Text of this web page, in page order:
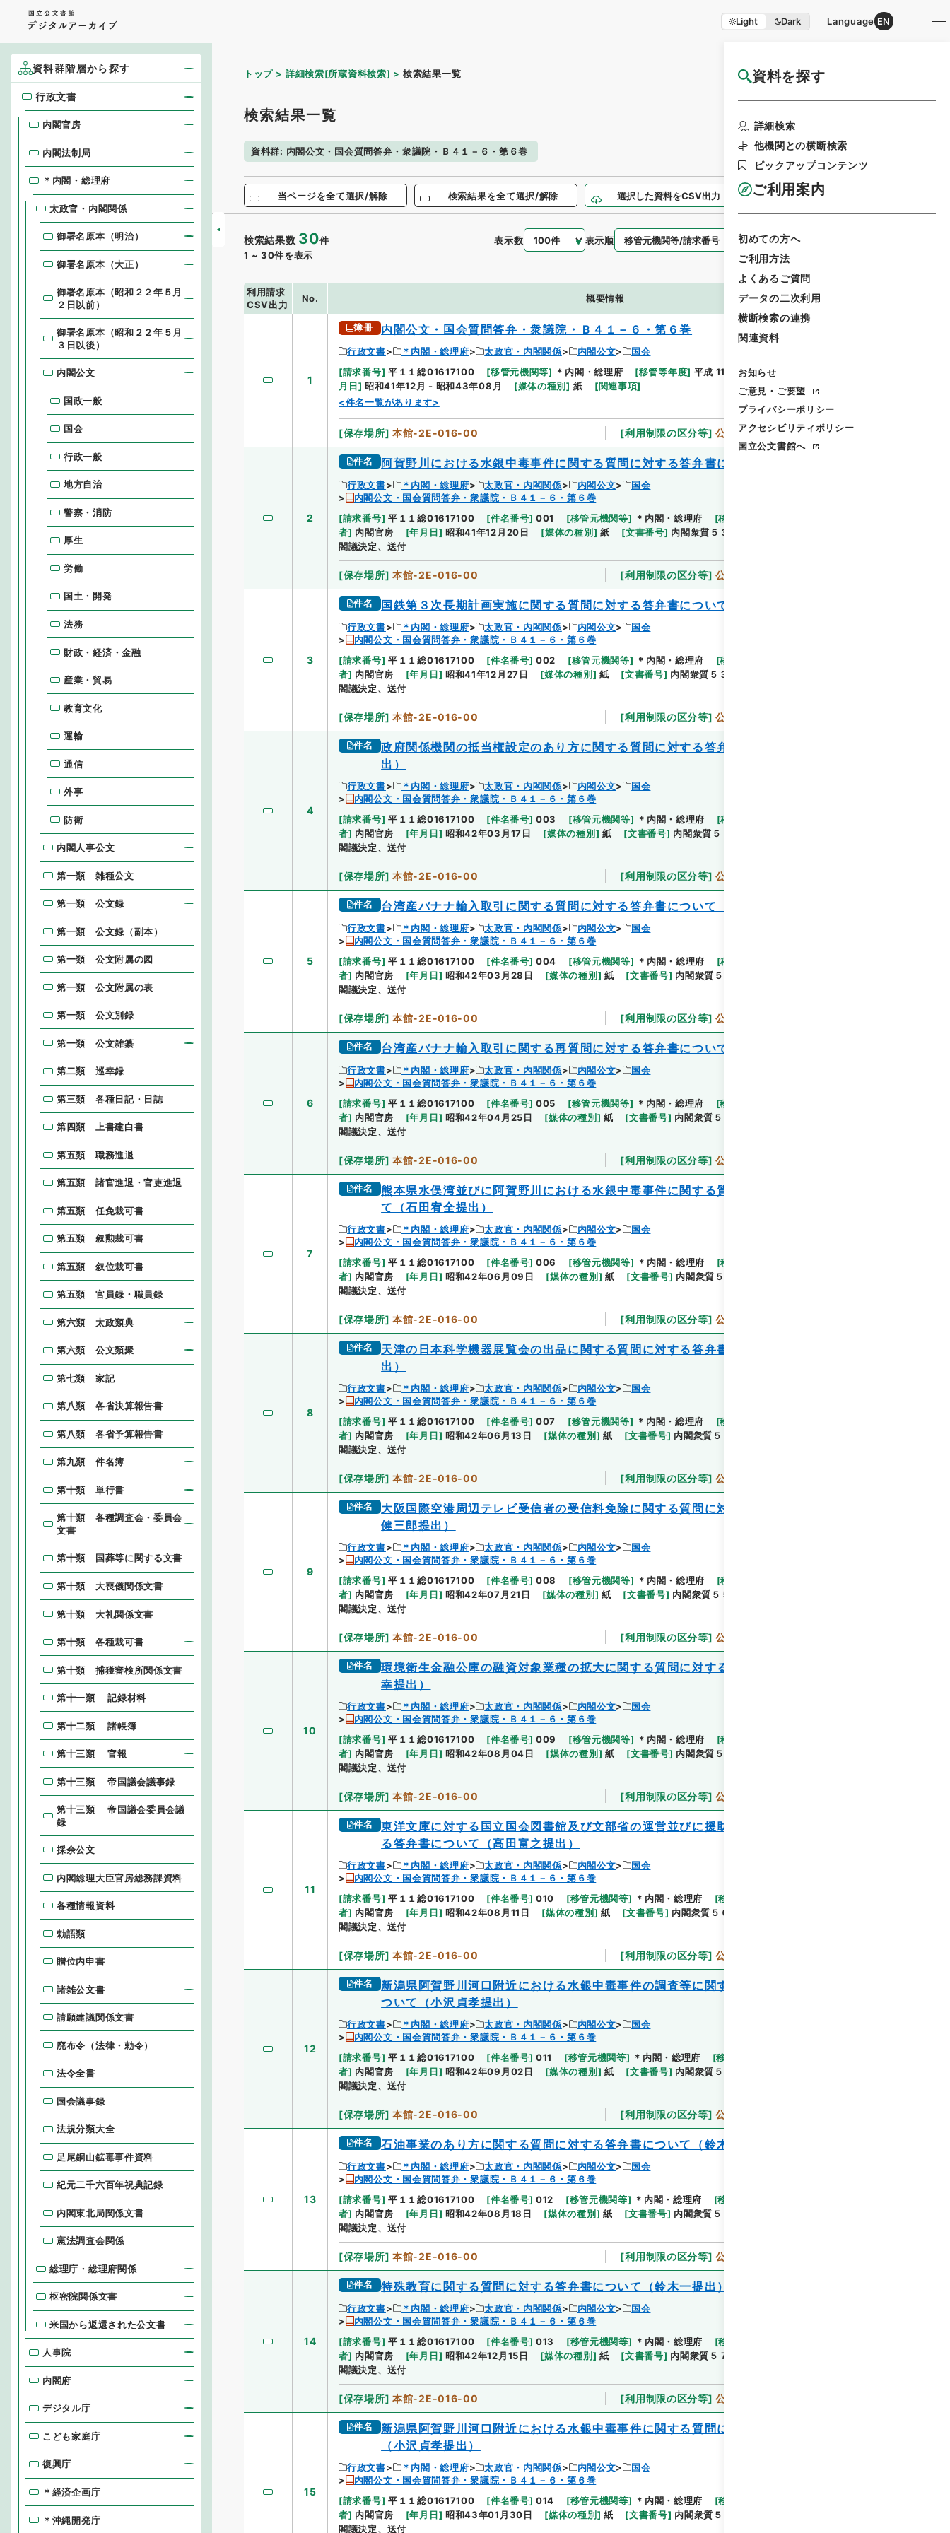
Light Dark Language EN
資料を探す
詳細検索
他機関との横断検索
ピックアップコンテンツ
ご利用案内
初めての方へ
ご利用方法
よくあるご質問
データの二次利用
横断検索の連携
関連資料
お知らせ
ご意見・ご要望
プライバシーポリシー
アクセシビリティポリシー
国立公文書館へ
トップ 詳細検索[所蔵資料検索] 検索結果一覧 国立公文書館HP利用案内
検索結果一覧
資料群: 内閣公文・国会質問答弁・衆議院・Ｂ４１－６・第６巻
当ページを全て選択/解除 検索結果を全て選択/解除 選択した資料をCSV出力 選択した資料を利用請求
検索結果数 30件
1 ~ 30件を表示
表示数 表示順 表示スタイル
利用請求
CSV出力
No. 概要情報
1
簿冊 内閣公文・国会質問答弁・衆議院・Ｂ４１－６・第６巻
行政文書 ＊内閣・総理府 太政官・内閣関係 内閣公文
国会
[請求番号] 平１１総01617100 [移管元機関等] ＊内閣・総理府 [移管等年度] 平成 11 [作成・取得者
月日] 昭和41年12月 - 昭和43年08月 [媒体の種別] 紙 [関連事項]
<件名一覧があります>
[保存場所] 本館-2E-016-00 [利用制限の区分等] 公開
2
件名 阿賀野川における水銀中毒事件に関する質問に対する答弁書について（石田宥全提出）
行政文書 ＊内閣・総理府 太政官・内閣関係 内閣公文
国会
内閣公文・国会質問答弁・衆議院・Ｂ４１－６・第６巻
[請求番号] 平１１総01617100 [件名番号] 001 [移管元機関等] ＊内閣・総理府 [移管等年度
者] 内閣官房 [年月日] 昭和41年12月20日 [媒体の種別 ] 紙 [文書番号] 内閣衆質５３第１号
閣議決定、送付
[保存場所] 本館-2E-016-00 [利用制限の区分等] 公開
3
件名 国鉄第３次長期計画実施に関する質問に対する答弁書について（吉川兼光提出）
行政文書 ＊内閣・総理府 太政官・内閣関係 内閣公文
国会
内閣公文・国会質問答弁・衆議院・Ｂ４１－６・第６巻
[請求番号] 平１１総01617100 [件名番号] 002 [移管元機関等] ＊内閣・総理府 [移管等年度
者] 内閣官房 [年月日] 昭和41年12月27日 [媒体の種別 ] 紙 [文書番号] 内閣衆質５３第２号
閣議決定、送付
[保存場所] 本館-2E-016-00 [利用制限の区分等] 公開
4
件名
政府関係機関の抵当権設定のあり方に関する質問に対する答弁書について（春日一幸提
出）
行政文書 ＊内閣・総理府 太政官・内閣関係 内閣公文
国会
内閣公文・国会質問答弁・衆議院・Ｂ４１－６・第６巻
[請求番号] 平１１総01617100 [件名番号] 003 [移管元機関等] ＊内閣・総理府 [移管等年度
者] 内閣官房 [年月日] 昭和42年03月17日 [媒体の種別 ] 紙 [文書番号] 内閣衆質５５第１号
閣議決定、送付
[保存場所] 本館-2E-016-00 [利用制限の区分等] 公開
5
件名 台湾産バナナ輸入取引に関する質問に対する答弁書について（春日一幸提出）
行政文書 ＊内閣・総理府 太政官・内閣関係 内閣公文
国会
内閣公文・国会質問答弁・衆議院・Ｂ４１－６・第６巻
[請求番号] 平１１総01617100 [件名番号] 004 [移管元機関等] ＊内閣・総理府 [移管等年度
者] 内閣官房 [年月日] 昭和42年03月28日 [媒体の種別 ] 紙 [文書番号] 内閣衆質５５第２号
閣議決定、送付
[保存場所] 本館-2E-016-00 [利用制限の区分等] 公開
6
件名 台湾産バナナ輸入取引に関する再質問に対する答弁書について（春日一幸提出）
行政文書 ＊内閣・総理府 太政官・内閣関係 内閣公文
国会
内閣公文・国会質問答弁・衆議院・Ｂ４１－６・第６巻
[請求番号] 平１１総01617100 [件名番号] 005 [移管元機関等] ＊内閣・総理府 [移管等年度
者] 内閣官房 [年月日] 昭和42年04月25日 [媒体の種別 ] 紙 [文書番号] 内閣衆質５５第３号
閣議決定、送付
[保存場所] 本館-2E-016-00 [利用制限の区分等] 公開
7
件名
熊本県水俣湾並びに阿賀野川における水銀中毒事件に関する質問に対する答弁書につい
て（石田宥全提出）
行政文書 ＊内閣・総理府 太政官・内閣関係 内閣公文
国会
内閣公文・国会質問答弁・衆議院・Ｂ４１－６・第６巻
[請求番号] 平１１総01617100 [件名番号] 006 [移管元機関等] ＊内閣・総理府 [移管等年度
者] 内閣官房 [年月日] 昭和42年06月09日 [媒体の種別 ] 紙 [文書番号] 内閣衆質５５第４号
閣議決定、送付
[保存場所] 本館-2E-016-00 [利用制限の区分等] 公開
8
件名
天津の日本科学機器展覧会の出品に関する質問に対する答弁書について（田中武夫提
出）
行政文書 ＊内閣・総理府 太政官・内閣関係 内閣公文
国会
内閣公文・国会質問答弁・衆議院・Ｂ４１－６・第６巻
[請求番号] 平１１総01617100 [件名番号] 007 [移管元機関等] ＊内閣・総理府 [移管等年度
者] 内閣官房 [年月日] 昭和42年06月13日 [媒体の種別 ] 紙 [文書番号] 内閣衆質５５第５号
閣議決定、送付
[保存場所] 本館-2E-016-00 [利用制限の区分等] 公開
9
件名
大阪国際空港周辺テレビ受信者の受信料免除に関する質問に対する答弁書について（原
健三郎提出）
行政文書 ＊内閣・総理府 太政官・内閣関係 内閣公文
国会
内閣公文・国会質問答弁・衆議院・Ｂ４１－６・第６巻
[請求番号] 平１１総01617100 [件名番号] 008 [移管元機関等] ＊内閣・総理府 [移管等年度
者] 内閣官房 [年月日] 昭和42年07月21日 [媒体の種別 ] 紙 [文書番号] 内閣衆質５５第６号
閣議決定、送付
[保存場所] 本館-2E-016-00 [利用制限の区分等] 公開
10
件名
環境衛生金融公庫の融資対象業種の拡大に関する質問に対する答弁書について（春日一
幸提出）
行政文書 ＊内閣・総理府 太政官・内閣関係 内閣公文
国会
内閣公文・国会質問答弁・衆議院・Ｂ４１－６・第６巻
[請求番号] 平１１総01617100 [件名番号] 009 [移管元機関等] ＊内閣・総理府 [移管等年度
者] 内閣官房 [年月日] 昭和42年08月04日 [媒体の種別 ] 紙 [文書番号] 内閣衆質５６第１号
閣議決定、送付
[保存場所] 本館-2E-016-00 [利用制限の区分等] 公開
11
件名
東洋文庫に対する国立国会図書館及び文部省の運営並びに援助方針に関する質問に対す
る答弁書について（高田富之提出）
行政文書 ＊内閣・総理府 太政官・内閣関係 内閣公文
国会
内閣公文・国会質問答弁・衆議院・Ｂ４１－６・第６巻
[請求番号] 平１１総01617100 [件名番号] 010 [移管元機関等] ＊内閣・総理府 [移管等年度
者] 内閣官房 [年月日] 昭和42年08月11日 [媒体の種別 ] 紙 [文書番号] 内閣衆質５６第２号
閣議決定、送付
[保存場所] 本館-2E-016-00 [利用制限の区分等] 公開
12
件名
新潟県阿賀野川河口附近における水銀中毒事件の調査等に関する質問に対する答弁書に
ついて（小沢貞孝提出）
行政文書 ＊内閣・総理府 太政官・内閣関係 内閣公文
国会
内閣公文・国会質問答弁・衆議院・Ｂ４１－６・第６巻
[請求番号] 平１１総01617100 [件名番号] 011 [移管元機関等] ＊内閣・総理府 [移管等年度
者] 内閣官房 [年月日] 昭和42年09月02日 [媒体の種別 ] 紙 [文書番号] 内閣衆質５６第３号
閣議決定、送付
[保存場所] 本館-2E-016-00 [利用制限の区分等] 公開
13
件名 石油事業のあり方に関する質問に対する答弁書について（鈴木一提出）
行政文書 ＊内閣・総理府 太政官・内閣関係 内閣公文
国会
内閣公文・国会質問答弁・衆議院・Ｂ４１－６・第６巻
[請求番号] 平１１総01617100 [件名番号] 012 [移管元機関等] ＊内閣・総理府 [移管等年度
者] 内閣官房 [年月日] 昭和42年08月18日 [媒体の種別 ] 紙 [文書番号] 内閣衆質５６第４号
閣議決定、送付
[保存場所] 本館-2E-016-00 [利用制限の区分等] 公開
14
件名 特殊教育に関する質問に対する答弁書について（鈴木一提出）
行政文書 ＊内閣・総理府 太政官・内閣関係 内閣公文
国会
内閣公文・国会質問答弁・衆議院・Ｂ４１－６・第６巻
[請求番号] 平１１総01617100 [件名番号] 013 [移管元機関等] ＊内閣・総理府 [移管等年度
者] 内閣官房 [年月日] 昭和42年12月15日 [媒体の種別 ] 紙 [文書番号] 内閣衆質５７第１号
閣議決定、送付
[保存場所] 本館-2E-016-00 [利用制限の区分等] 公開
15
件名
新潟県阿賀野川河口附近における水銀中毒事件に関する質問に対する答弁書について
（小沢貞孝提出）
行政文書 ＊内閣・総理府 太政官・内閣関係 内閣公文
国会
内閣公文・国会質問答弁・衆議院・Ｂ４１－６・第６巻
[請求番号] 平１１総01617100 [件名番号] 014 [移管元機関等] ＊内閣・総理府 [移管等年度
者] 内閣官房 [年月日] 昭和43年01月30日 [媒体の種別 ] 紙 [文書番号] 内閣衆質５８第１号
閣議決定、送付
資料群階層から探す
行政文書
行政文書
内閣官房
内閣法制局
＊内閣・総理府
太政官・内閣関係
御署名原本（明治）
御署名原本（大正）
御署名原本（昭和２２年５月
２日以前）
御署名原本（昭和２２年５月
３日以後）
内閣公文
国政一般
国会
行政一般
地方自治
警察・消防
厚生
労働
国土・開発
法務
財政・経済・金融
産業・貿易
教育文化
運輸
通信
外事
防衛
内閣人事公文
第一類 雑種公文
第一類 公文録
第一類 公文録（副本）
第一類 公文附属の図
第一類 公文附属の表
第一類 公文別録
第一類 公文雑纂
第二類 巡幸録
第三類 各種日記・日誌
第四類 上書建白書
第五類 職務進退
第五類 諸官進退・官吏進退
第五類 任免裁可書
第五類 叙勲裁可書
第五類 叙位裁可書
第五類 官員録・職員録
第六類 太政類典
第六類 公文類聚
第七類 家記
第八類 各省決算報告書
第八類 各省予算報告書
第九類 件名簿
第十類 単行書
第十類 各種調査会・委員会
文書
第十類 国葬等に関する文書
第十類 大喪儀関係文書
第十類 大礼関係文書
第十類 各種裁可書
第十類 捕獲審検所関係文書
第十一類 記録材料
第十二類 諸帳簿
第十三類 官報
第十三類 帝国議会議事録
第十三類 帝国議会委員会議
録
採余公文
内閣総理大臣官房総務課資料
各種情報資料
勅語類
贈位内申書
諸雑公文書
請願建議関係文書
廃布令（法律・勅令）
法令全書
国会議事録
法規分類大全
足尾銅山鉱毒事件資料
紀元二千六百年祝典記録
内閣東北局関係文書
憲法調査会関係
総理庁・総理府関係
枢密院関係文書
米国から返還された公文書
人事院
内閣府
デジタル庁
こども家庭庁
復興庁
＊経済企画庁
＊沖縄開発庁